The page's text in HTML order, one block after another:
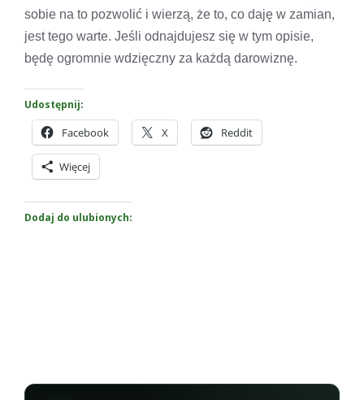
sobie na to pozwolić i wierzą, że to, co daję w zamian,
jest tego warte. Jeśli odnajdujesz się w tym opisie,
będę ogromnie wdzięczny za każdą darowiznę.
Udostępnij:
Facebook X Reddit
Więcej
Dodaj do ulubionych: